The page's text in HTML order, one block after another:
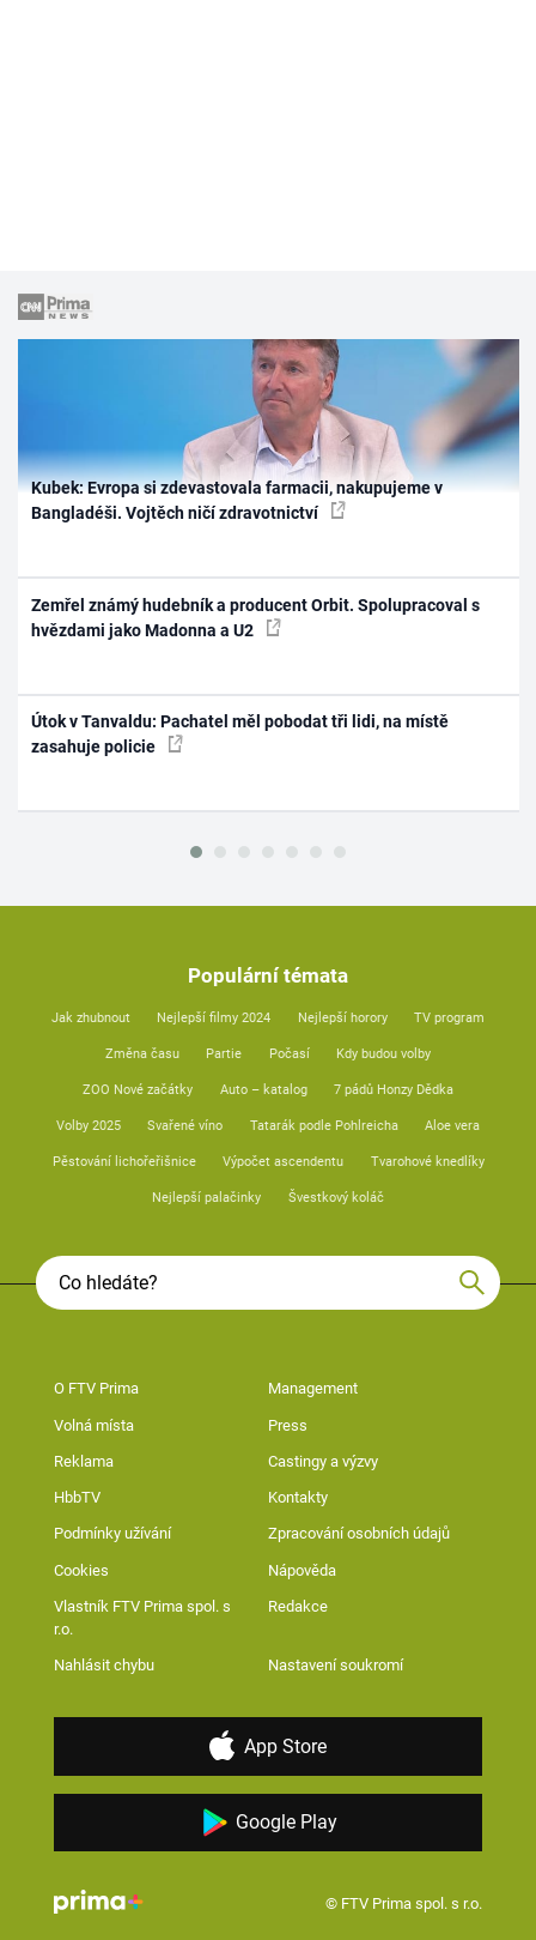
Kubek: Evropa si zdevastovala farmacii, nakupujeme v
Bangladéši. Vojtěch ničí zdravotnictví
Zemřel známý hudebník a producent Orbit. Spolupracoval s
hvězdami jako Madonna a U2
Útok v Tanvaldu: Pachatel měl pobodat tři lidi, na místě
zasahuje policie
Populární témata
Jak zhubnout Nejlepší filmy 2024 Nejlepší horory TV program
Změna času Partie Počasí Kdy budou volby
ZOO Nové začátky Auto – katalog 7 pádů Honzy Dědka
Volby 2025 Svařené víno Tatarák podle Pohlreicha Aloe vera
Pěstování lichořeřišnice Výpočet ascendentu Tvarohové knedlíky
Nejlepší palačinky Švestkový koláč
O FTV Prima Management
Volná místa Press
Reklama Castingy a výzvy
HbbTV Kontakty
Podmínky užívání Zpracování osobních údajů
Cookies Nápověda
Vlastník FTV Prima spol. s
r.o.
Redakce
Nahlásit chybu Nastavení soukromí
App Store
Google Play
© FTV Prima spol. s r.o.